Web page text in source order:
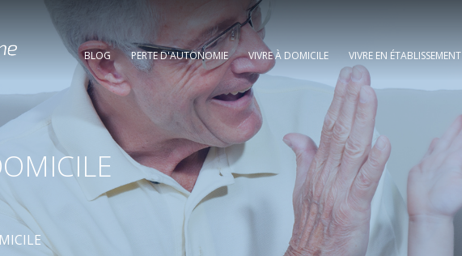
BLOG PERTE D'AUTONOMIE VIVRE À DOMICILE VIVRE EN ÉTABLISSEMENT